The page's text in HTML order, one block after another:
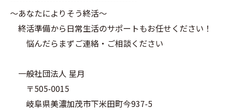
～あなたによりそう終活～
終活準備から日常生活のサポートもお任せください！
悩んだらまずご連絡・ご相談ください
一般社団法人 星月
〒505-0015
岐阜県美濃加茂市下米田町今937-5